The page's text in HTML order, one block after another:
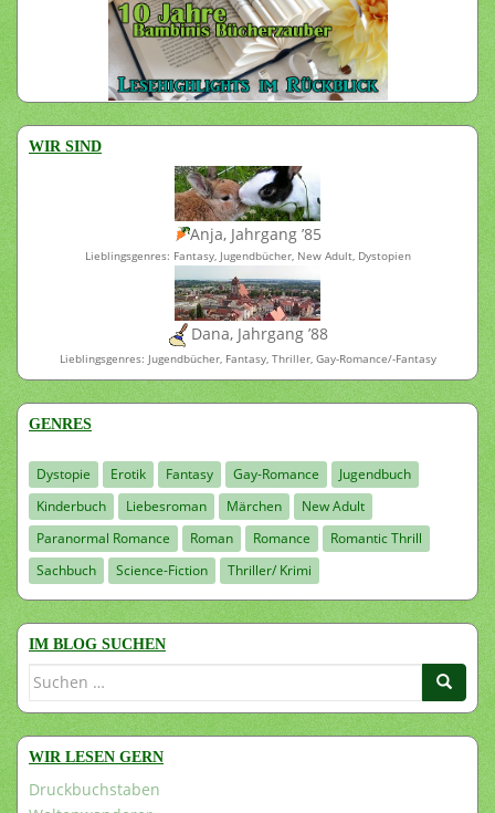
WIR SIND
Anja, Jahrgang ’85
Lieblingsgenres: Fantasy, Jugendbücher, New Adult, Dystopien
Dana, Jahrgang ’88
Lieblingsgenres: Jugendbücher, Fantasy, Thriller, Gay-Romance/-Fantasy
GENRES
Dystopie Erotik Fantasy Gay-Romance
Jugendbuch
Kinderbuch
Liebesroman Märchen
New Adult
Paranormal Romance
Roman Romance
Romantic Thrill
Sachbuch
Science-Fiction Thriller/ Krimi
IM BLOG SUCHEN
Suchen
WIR LESEN GERN
Druckbuchstaben